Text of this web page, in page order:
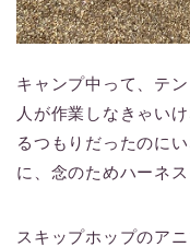
キャンプ中って、テ
人が作業しなきゃい
るつもりだったのに
に、念のためハーネス
スキップホップのア